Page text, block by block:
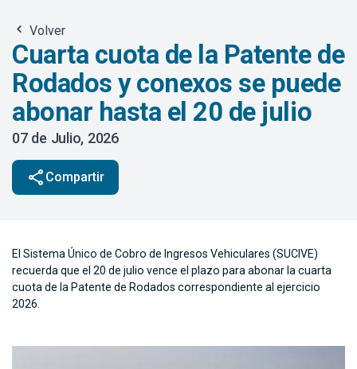
Volver
Cuarta cuota de la Patente de
Rodados y conexos se puede
abonar hasta el 20 de julio
07 de Julio, 2026
share Compartir
El Sistema Único de Cobro de Ingresos Vehiculares (SUCIVE)
recuerda que el 20 de julio vence el plazo para abonar la cuarta
cuota de la Patente de Rodados correspondiente al ejercicio
2026.